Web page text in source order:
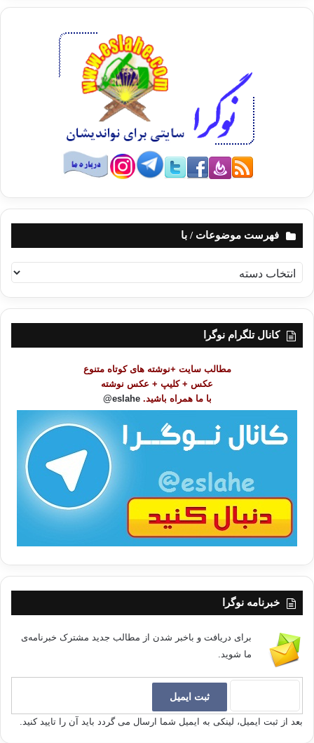
فهرست موضوعات / با
ه
ر
کانال تلگرام نوگرا
مطالب سایت +نوشته های کوتاه متنوع
عکس + کلیپ + عکس نوشته
با ما همراه باشید. eslahe@
خبرنامه نوگرا
برای دریافت و باخبر شدن از مطالب جدید مشترک خبرنامه‌ی
ما شوید.
بعد از ثبت ایمیل، لینکی به ایمیل شما ارسال می گردد باید آن را تایید کنید.